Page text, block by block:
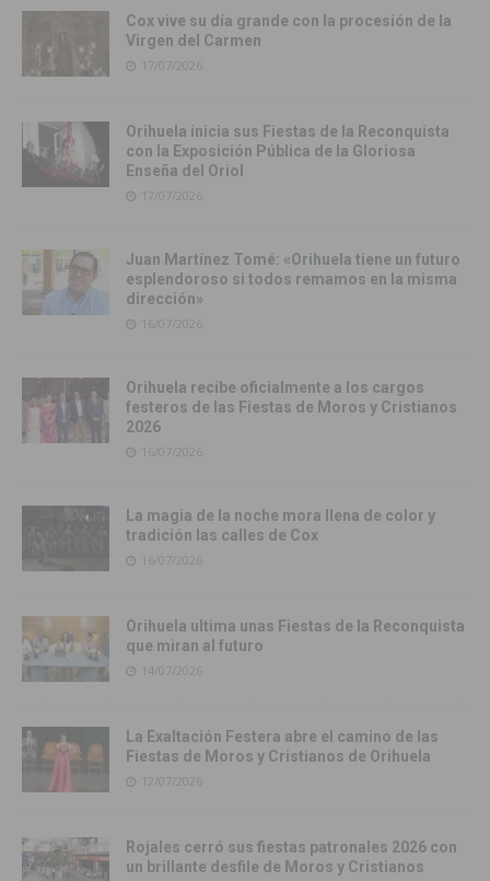
Cox vive su día grande con la procesión de la
Virgen del Carmen
17/07/2026
Orihuela inicia sus Fiestas de la Reconquista
con la Exposición Pública de la Gloriosa
Enseña del Oriol
17/07/2026
Juan Martínez Tomé: «Orihuela tiene un futuro
esplendoroso si todos remamos en la misma
dirección»
16/07/2026
Orihuela recibe oficialmente a los cargos
festeros de las Fiestas de Moros y Cristianos
2026
16/07/2026
La magia de la noche mora llena de color y
tradición las calles de Cox
16/07/2026
Orihuela ultima unas Fiestas de la Reconquista
que miran al futuro
14/07/2026
La Exaltación Festera abre el camino de las
Fiestas de Moros y Cristianos de Orihuela
12/07/2026
Rojales cerró sus fiestas patronales 2026 con
un brillante desfile de Moros y Cristianos